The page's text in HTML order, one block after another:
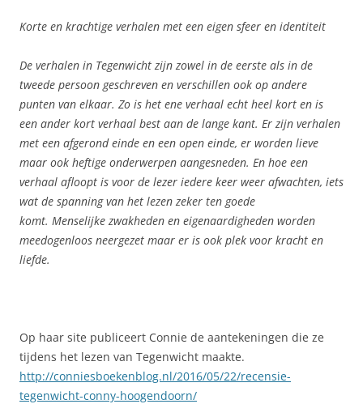
Korte en krachtige verhalen met een eigen sfeer en identiteit
De verhalen in Tegenwicht zijn zowel in de eerste als in de
tweede persoon geschreven en verschillen ook op andere
punten van elkaar. Zo is het ene verhaal echt heel kort en is
een ander kort verhaal best aan de lange kant. Er zijn verhalen
met een afgerond einde en een open einde, er worden lieve
maar ook heftige onderwerpen aangesneden. En hoe een
verhaal afloopt is voor de lezer iedere keer weer afwachten, iets
wat de spanning van het lezen zeker ten goede
komt. Menselijke zwakheden en eigenaardigheden worden
meedogenloos neergezet maar er is ook plek voor kracht en
liefde.
Op haar site publiceert Connie de aantekeningen die ze
tijdens het lezen van Tegenwicht maakte.
http://conniesboekenblog.nl/2016/05/22/recensie-
tegenwicht-conny-hoogendoorn/